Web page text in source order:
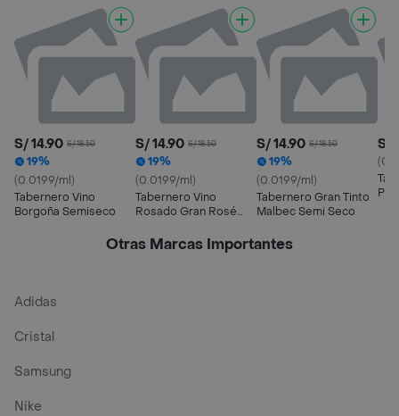
S/ 14.90 S/ 18.50
19%
(0.0199/ml)
Tabernero Vino
Borgoña Semiseco
S/ 14.90 S/ 18.50
19%
(0.0199/ml)
Tabernero Vino
Rosado Gran Rosé
S/ 14.90 S/ 18.50
19%
(0.0199/ml)
Tabernero Gran Tinto
Malbec Semi Seco
S/
Otras Marcas Importantes
Adidas
Cristal
Samsung
Nike